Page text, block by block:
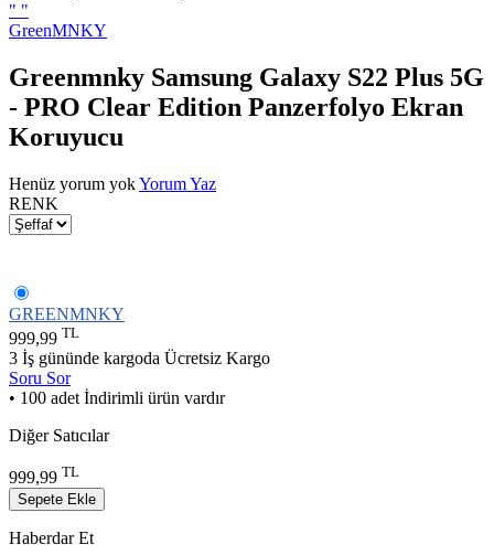
" "
GreenMNKY
Greenmnky Samsung Galaxy S22 Plus 5G
- PRO Clear Edition Panzerfolyo Ekran
Koruyucu
Henüz yorum yokYorum Yaz
RENK
GREENMNKY
999,99 TL
3 İş gününde kargoda Ücretsiz Kargo
Soru Sor
• 100 adet İndirimli ürün vardır
Diğer Satıcılar
999,99 TL
Sepete Ekle
Haberdar Et